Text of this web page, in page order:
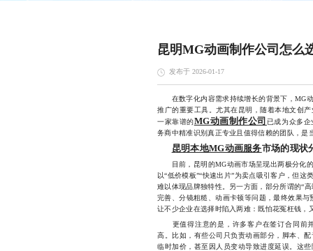
昆明MG动画制作公司怎么
发布于 2026-01-17
在数字化内容需求持续增长的背景下，MG动
推广的重要工具。尤其在昆明，随着本地文创
一家靠谱的MG动画制作公司 已成为众多
务商中精准识别真正专业且值得信赖的团队，是
昆明本地MG动画服务市场的现状
目前，昆明的MG动画市场呈现出两极分化的
以“低价模板”“快速出片”为卖点吸引客户，但
难以体现品牌独特性。另一方面，部分所谓的“
完善、分镜粗糙、动画卡顿等问题，最终效果
让不少企业在选择时陷入两难：既怕花冤枉钱，
更值得注意的是，许多客户在签订合同前
高。比如，有些公司只负责动画部分，脚本、
临时加价，甚至因人员变动导致进度延误。这